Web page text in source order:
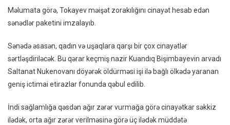
Məlumata görə, Tokayev məişət zorakılığını cinayət hesab edən
sənədlər paketini imzalayıb.
Sənədə əsasən, qadın və uşaqlara qarşı bir çox cinayətlər
sərtləşdiriləcək. Bu qərar keçmiş nazir Kuandıq Bişimbayevin arvadı
Saltanat Nukenovanı döyərək öldürməsi işi ilə bağlı ölkədə yaranan
geniş ictimai etirazlar fonunda qəbul edilib.
İndi sağlamlığa qəsdən ağır zərər vurmağa görə cinayətkar səkkiz
ilədək, orta ağır zərər verilməsinə görə üç ilədək müddətə